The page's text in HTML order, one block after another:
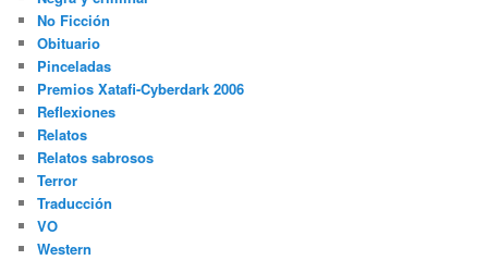
No Ficción
Obituario
Pinceladas
Premios Xatafi-Cyberdark 2006
Reflexiones
Relatos
Relatos sabrosos
Terror
Traducción
VO
Western